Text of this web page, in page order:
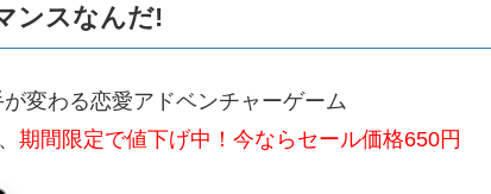
ンスなんだ!
変わる恋愛アドベンチャーゲーム
期間限定で値下げ中！今ならセール価格650円